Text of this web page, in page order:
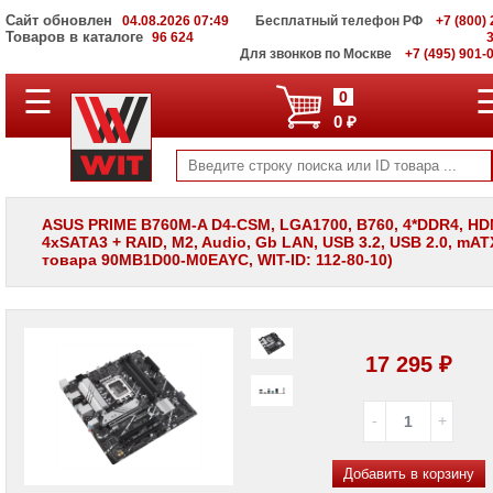
Сайт обновлен 04.08.2026 07:49
Товаров в каталоге 96 624
Бесплатный телефон РФ
+7 (800)
Для звонков по Москве
+7 (495) 901-
ПОЛНЫЙ
КАТАЛОГ
Корпоративные
серверы
WIT
хранения
данных
LCD
панели
Проекторы
☰ 0
0 ₽
ASUS PRIME B760M-A D4-CSM, LGA1700, B760, 4*DDR4,
4xSATA3 + RAID, M2, Audio, Gb LAN, USB 3.2, USB 2.0,
товара 90MB1D00-M0EAYC, WIT-ID: 112-80-10)
17 295 ₽
Добавить в корзину